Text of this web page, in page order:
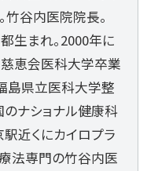
竹谷内医院院長。
生まれ。2000年に
恵会医科大学卒業
島県立医科大学整
のナショナル健康科
近くにカイロプラ
法専門の竹谷内医